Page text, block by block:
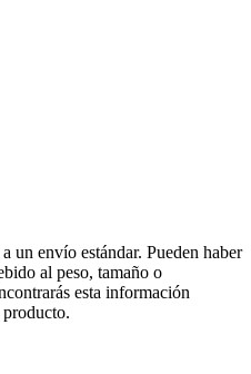
un envío estándar. Pueden haber
al peso, tamaño o
esta información